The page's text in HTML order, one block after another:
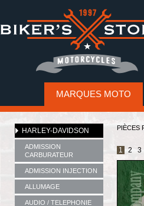
MARQUES MOTO
HARLEY-DAVIDSON
ADMISSION
CARBURATEUR
ADMISSION INJECTION
ALLUMAGE
AUDIO / TELEPHONIE
PIÈCES
1 2 3